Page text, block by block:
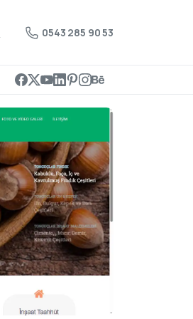
0543 285 90 53